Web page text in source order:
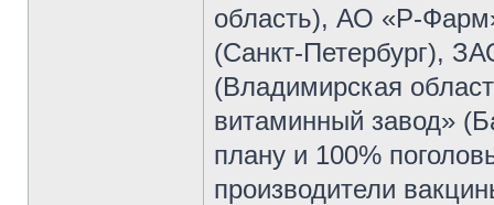
область), АО «Р-
(Санкт-Петербург),
(Владимирская
витаминный завод»
плану и 100%
производители